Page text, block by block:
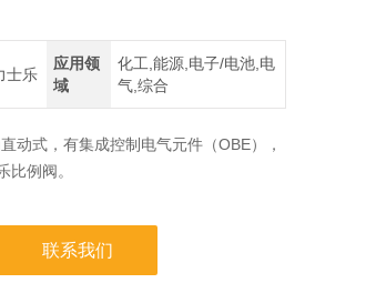
士乐
应用领
域
化工,能源,电子/电池,电
气,综合
动式，有集成控制电气元件（OBE），
比例阀。
联系我们